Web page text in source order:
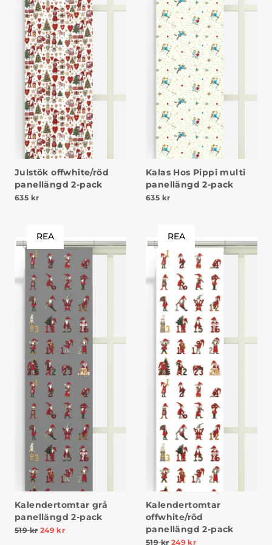
Julstök offwhite/röd
panellängd 2-pack
635 kr
Kalas Hos Pippi multi
panellängd 2-pack
635 kr
REA
Kalendertomtar grå
panellängd 2-pack
519kr 249kr
REA
Kalendertomtar
offwhite/röd
panellängd 2-pack
519kr 249kr